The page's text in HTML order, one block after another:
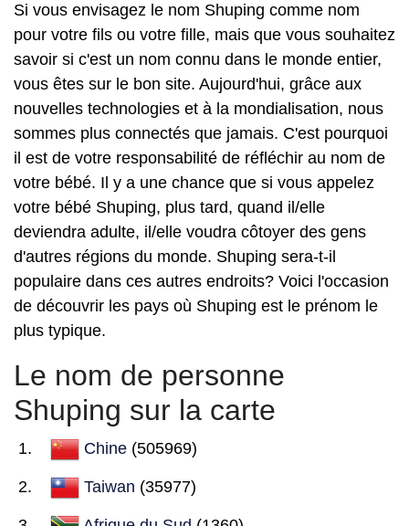
Si vous envisagez le nom Shuping comme nom
pour votre fils ou votre fille, mais que vous souhaitez
savoir si c'est un nom connu dans le monde entier,
vous êtes sur le bon site. Aujourd'hui, grâce aux
nouvelles technologies et à la mondialisation, nous
sommes plus connectés que jamais. C'est pourquoi
il est de votre responsabilité de réfléchir au nom de
votre bébé. Il y a une chance que si vous appelez
votre bébé Shuping, plus tard, quand il/elle
deviendra adulte, il/elle voudra côtoyer des gens
d'autres régions du monde. Shuping sera-t-il
populaire dans ces autres endroits? Voici l'occasion
de découvrir les pays où Shuping est le prénom le
plus typique.
Le nom de personne
Shuping sur la carte
Chine (505969)
Taiwan (35977)